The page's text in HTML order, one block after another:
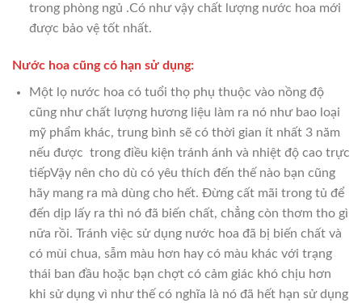
trong phòng ngủ .Có như vậy chất lượng nước hoa mới
được bảo vệ tốt nhất.
Nước hoa cũng có hạn sử dụng:
Một lọ nước hoa có tuổi thọ phụ thuộc vào nồng độ
cũng như chất lượng hương liệu làm ra nó như bao loại
mỹ phẩm khác, trung bình sẽ có thời gian ít nhất 3 năm
nếu được trong điều kiện tránh ánh và nhiệt độ cao trực
tiếpVậy nên cho dù có yêu thích đến thế nào bạn cũng
hãy mang ra mà dùng cho hết. Đừng cất mãi trong tủ để
đến dịp lấy ra thì nó đã biến chất, chẳng còn thơm tho gì
nữa rồi. Tránh việc sử dụng nước hoa đã bị biến chất và
có mùi chua, sẫm màu hơn hay có màu khác với trạng
thái ban đầu hoặc bạn chợt có cảm giác khó chịu hơn
khi sử dụng vì như thế có nghĩa là nó đã hết hạn sử dụng